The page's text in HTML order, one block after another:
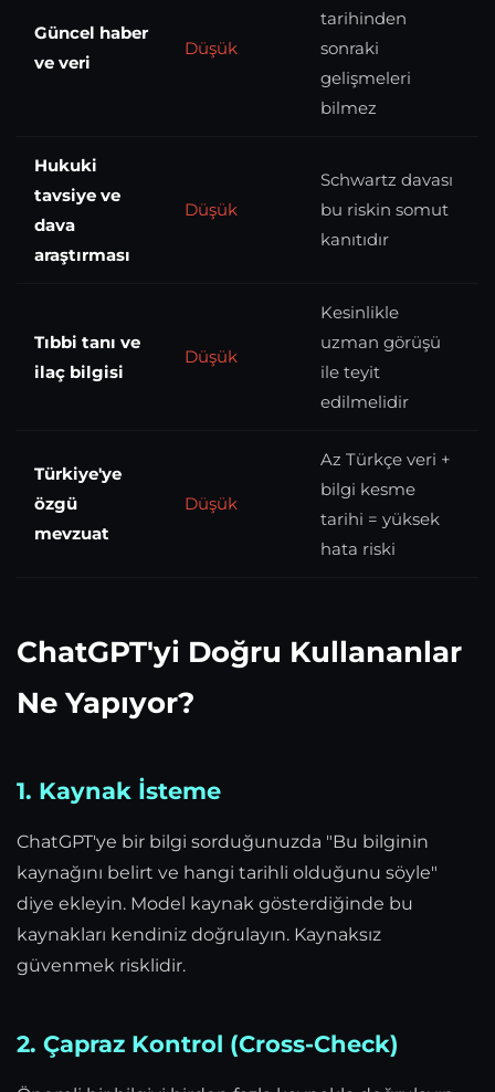
Güncel haber
ve veri
Düşük
tarihinden
sonraki
gelişmeleri
bilmez
Hukuki
tavsiye ve
dava
araştırması
Düşük
Schwartz davası
bu riskin somut
kanıtıdır
Tıbbi tanı ve
ilaç bilgisi
Düşük
Kesinlikle
uzman görüşü
ile teyit
edilmelidir
Türkiye'ye
özgü
mevzuat
Düşük
Az Türkçe veri +
bilgi kesme
tarihi = yüksek
hata riski
ChatGPT'yi Doğru Kullananlar
Ne Yapıyor?
1. Kaynak İsteme
ChatGPT'ye bir bilgi sorduğunuzda "Bu bilginin
kaynağını belirt ve hangi tarihli olduğunu söyle"
diye ekleyin. Model kaynak gösterdiğinde bu
kaynakları kendiniz doğrulayın. Kaynaksız
güvenmek risklidir.
2. Çapraz Kontrol (Cross-Check)